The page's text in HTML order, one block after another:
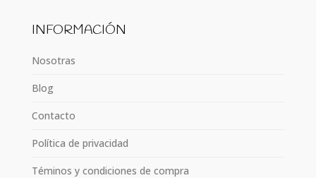
INFORMACIÓN
Nosotras
Blog
Contacto
Política de privacidad
Téminos y condiciones de compra